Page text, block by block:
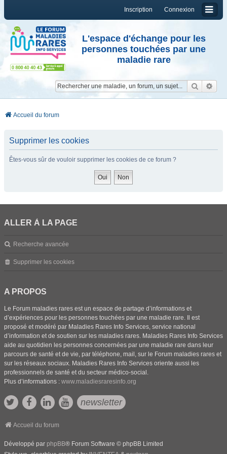
Connexion
Inscription
L'espace d'échange pour les
personnes touchées par une
maladie rare
Accueil du forum
Supprimer les cookies
Êtes-vous sûr de vouloir supprimer les cookies de ce forum ?
ALLER À LA PAGE
Recherche avancée
Supprimer les cookies
A PROPOS
Le Forum maladies rares est un espace de partage d’informations et
d’expériences pour les personnes touchées par une maladie rare. Il est
proposé et modéré par Maladies Rares Info Services, service national
d’information et de soutien sur les maladies rares. Maladies Rares Info Services
aide au quotidien les personnes concernées par une maladie rare dans leur
parcours de santé et de vie, par téléphone, mail, sur le Forum maladies rares et
sur les réseaux sociaux. Maladies Rares Info Services oriente aussi les
professionnels de santé et du secteur médico-social.
Plus d’informations : www.maladiesraresinfo.org
newsletter
Accueil du forum
Développé par phpBB® Forum Software © phpBB Limited